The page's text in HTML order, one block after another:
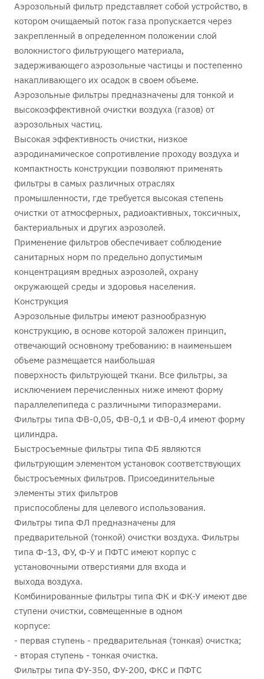
Аэрозольный фильтр представляет собой устройство, в
котором очищаемый поток газа пропускается через
закрепленный в определенном положении слой
волокнистого фильтрующего материала,
задерживающего аэрозольные частицы и постепенно
накапливающего их осадок в своем объеме.
Аэрозольные фильтры предназначены для тонкой и
высокоэффективной очистки воздуха (газов) от
аэрозольных частиц.
Высокая эффективность очистки, низкое
аэродинамическое сопротивление проходу воздуха и
компактность конструкции позволяют применять
фильтры в самых различных отраслях
промышленности, где требуется высокая степень
очистки от атмосферных, радиоактивных, токсичных,
бактериальных и других аэрозолей.
Применение фильтров обеспечивает соблюдение
санитарных норм по предельно допустимым
концентрациям вредных аэрозолей, охрану
окружающей среды и здоровья населения.
Конструкция
Аэрозольные фильтры имеют разнообразную
конструкцию, в основе которой заложен принцип,
отвечающий основному требованию: в наименьшем
объеме размещается наибольшая
поверхность фильтрующей ткани. Все фильтры, за
исключением перечисленных ниже имеют форму
параллелепипеда с различными типоразмерами.
Фильтры типа ФВ-0,05, ФВ-0,1 и ФВ-0,4 имеют форму
цилиндра.
Быстросъемные фильтры типа ФБ являются
фильтрующим элементом установок соответствующих
быстросъемных фильтров. Присоединительные
элементы этих фильтров
приспособлены для целевого использования.
Фильтры типа ФЛ предназначены для
предварительной (тонкой) очистки воздуха. Фильтры
типа Ф-13, ФУ, Ф-У и ПФТС имеют корпус с
установочными отверстиями для входа и
выхода воздуха.
Комбинированные фильтры типа ФК и ФК-У имеют две
ступени очистки, совмещенные в одном
корпусе:
- первая ступень - предварительная (тонкая) очистка;
- вторая ступень - тонкая очистка.
Фильтры типа ФУ-350, ФУ-200, ФКС и ПФТС